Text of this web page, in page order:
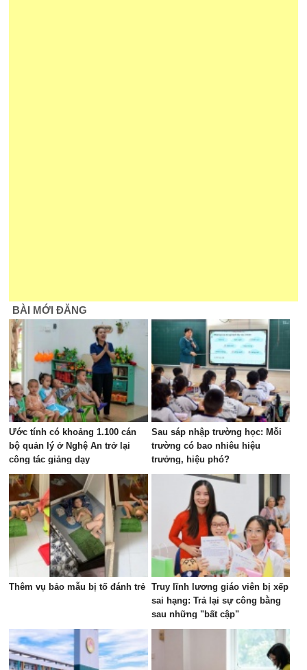
BÀI MỚI ĐĂNG
Ước tính có khoảng 1.100 cán
bộ quản lý ở Nghệ An trở lại
công tác giảng dạy
Sau sáp nhập trường học: Mỗi
trường có bao nhiêu hiệu
trưởng, hiệu phó?
Thêm vụ bảo mẫu bị tố đánh trẻ Truy lĩnh lương giáo viên bị xếp
sai hạng: Trả lại sự công bằng
sau những "bất cập"